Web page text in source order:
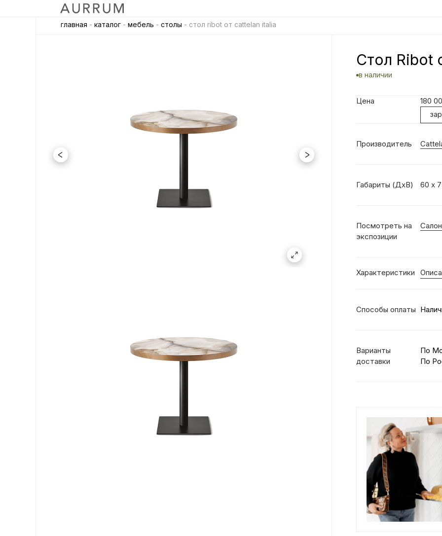
главная - каталог - мебель - столы - стол ribot от cattelan italia
Стол Ribot
в наличии
Цена 180
Производитель
Габариты (ДхВ) 60 х
Посмотреть на
экспозиции
Характеристики
Способы оплаты
Варианты
доставки
По
По